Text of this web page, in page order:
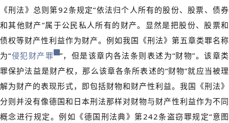
《刑法》总则第92条规定“依法归个人所有的股份、股票、债券
和其他财产”属于公民私人所有的财产。显然是把股份、股票和
债权等财产性利益作为财产。例如我国《刑法》第五章类罪名称
为“侵犯财产罪 ”，但是该章内各法条则表述为“财物”。该章类
罪保护法益是财产权，那么该章各条所表述的“财物”就应当被理
解为财产的表现形式，即包括财物和财产性利益。我国《刑法》
分则并没有像德国和日本刑法那样对财物与财产性利益作为不同
概念进行规定。例如《德国刑法典》第242条盗窃罪规定“意图